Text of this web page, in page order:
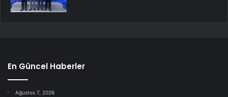
En Güncel Haberler
Ağustos 7, 2026